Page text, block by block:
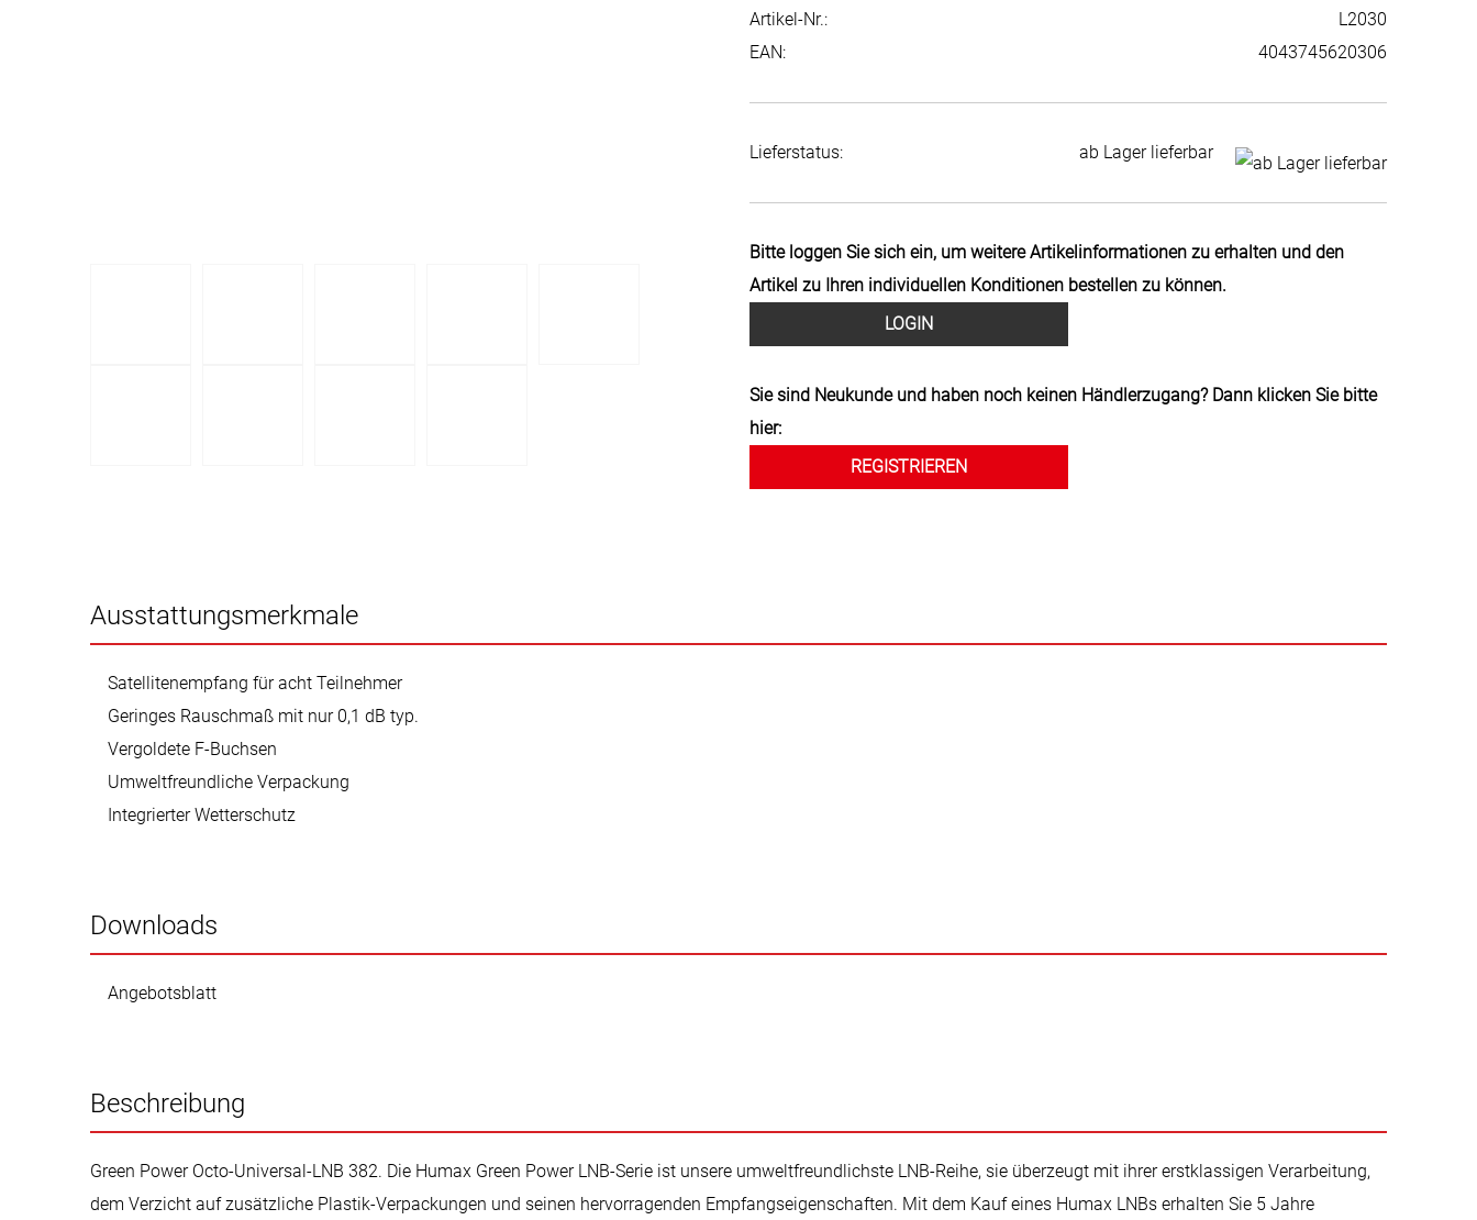
Artikel-Nr.:
L2030
EAN:
4043745620306
Lieferstatus: ab Lager lieferbar
Bitte loggen Sie sich ein, um weitere Artikelinformationen zu erhalten und den
Artikel zu Ihren individuellen Konditionen bestellen zu können.
LOGIN
Sie sind Neukunde und haben noch keinen Händlerzugang? Dann klicken Sie bitte
hier:
REGISTRIEREN
Ausstattungsmerkmale
Satellitenempfang für acht Teilnehmer
Geringes Rauschmaß mit nur 0,1 dB typ.
Vergoldete F-Buchsen
Umweltfreundliche Verpackung
Integrierter Wetterschutz
Downloads
Angebotsblatt
Beschreibung
Green Power Octo-Universal-LNB 382. Die Humax Green Power LNB-Serie ist unsere umweltfreundlichste LNB-Reihe, sie überzeugt mit ihrer erstklassigen Verarbeitung,
dem Verzicht auf zusätzliche Plastik-Verpackungen und seinen hervorragenden Empfangseigenschaften. Mit dem Kauf eines Humax LNBs erhalten Sie 5 Jahre